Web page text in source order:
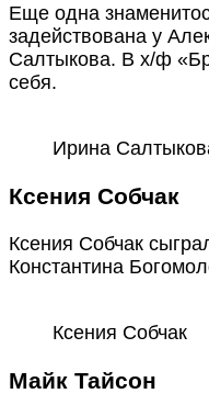
Еще одна
задействована у
Салтыкова. В х/ф
себя.
Ирина
Ксения Собчак
Ксения Собчак
Константина
Ксения Собчак
Майк Тайсон